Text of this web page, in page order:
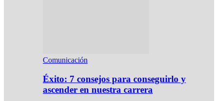
Comunicación
Éxito: 7 consejos para conseguirlo y
ascender en nuestra carrera